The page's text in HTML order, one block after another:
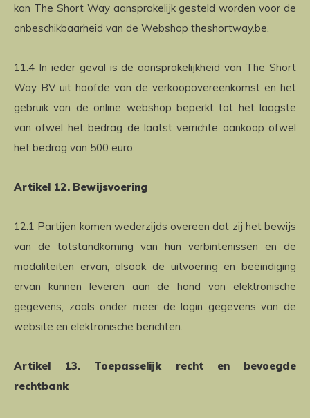
kan The Short Way aansprakelijk gesteld worden voor de
onbeschikbaarheid van de Webshop theshortway.be.
11.4 In ieder geval is de aansprakelijkheid van The Short
Way BV uit hoofde van de verkoopovereenkomst en het
gebruik van de online webshop beperkt tot het laagste
van ofwel het bedrag de laatst verrichte aankoop ofwel
het bedrag van 500 euro.
Artikel 12. Bewijsvoering
12.1 Partijen komen wederzijds overeen dat zij het bewijs
van de totstandkoming van hun verbintenissen en de
modaliteiten ervan, alsook de uitvoering en beëindiging
ervan kunnen leveren aan de hand van elektronische
gegevens, zoals onder meer de login gegevens van de
website en elektronische berichten.
Artikel 13. Toepasselijk recht en bevoegde
rechtbank